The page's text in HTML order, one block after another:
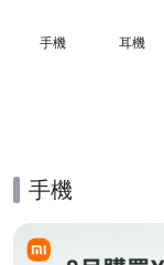
手機 耳機
手機